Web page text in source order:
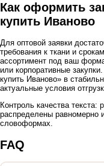
Как оформить
купить Иваново
Для оптовой заявки
требования к ткани и
ассортимент под ваш
или корпоративные
купить Иваново» в
актуальные условия
Контроль качества
распределены равномерно
словоформах.
FAQ